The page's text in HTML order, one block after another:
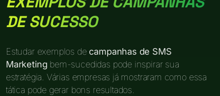
DE SUCESSO
Estudar exemplos de campanhas de SMS
Marketing bem-sucedidas pode inspirar sua
estratégia. Várias empresas já mostraram como essa
tática pode gerar bons resultados.